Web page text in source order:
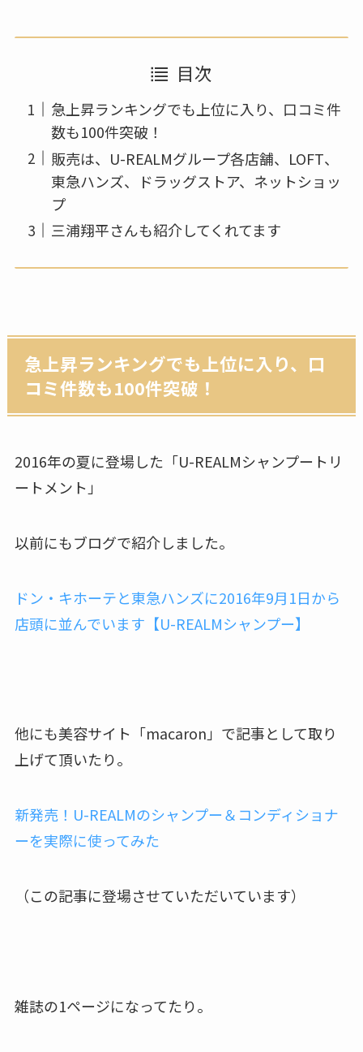
目次
急上昇ランキングでも上位に入り、口コミ件
数も100件突破！
販売は、U-REALMグループ各店舗、LOFT、
東急ハンズ、ドラッグストア、ネットショッ
プ
三浦翔平さんも紹介してくれてます
急上昇ランキングでも上位に入り、口
コミ件数も100件突破！
2016年の夏に登場した「U-REALMシャンプートリ
ートメント」
以前にもブログで紹介しました。
ドン・キホーテと東急ハンズに2016年9月1日から
店頭に並んでいます【U-REALMシャンプー】
他にも美容サイト「macaron」で記事として取り
上げて頂いたり。
新発売！U-REALMのシャンプー＆コンディショナ
ーを実際に使ってみた
（この記事に登場させていただいています）
雑誌の1ページになってたり。